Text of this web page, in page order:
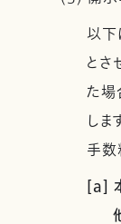
以下
とさ
た場
しま
手数
[a]